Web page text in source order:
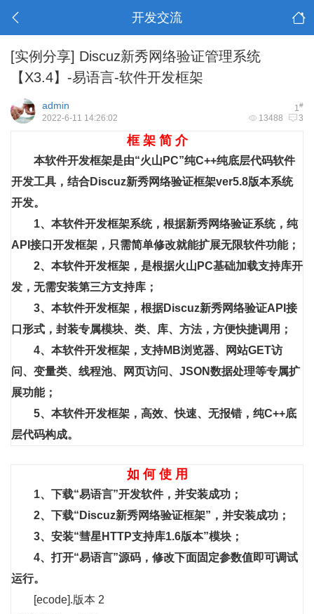
开发交流
[实例分享] Discuz新秀网络验证管理系统
【X3.4】-易语言-软件开发框架
1#
admin
13488 3
2022-6-11 14:26:02
框 架 简 介
本软件开发框架是由“火山PC”纯C++纯底层代码软件
开发工具，结合Discuz新秀网络验证框架ver5.8版本系统
开发。
1、本软件开发框架系统，根据新秀网络验证系统，纯
API接口开发框架，只需简单修改就能扩展无限软件功能；
2、本软件开发框架，是根据火山PC基础加载支持库开
发，无需安装第三方支持库；
3、本软件开发框架，根据Discuz新秀网络验证API接
口形式，封装专属模块、类、库、方法，方便快捷调用；
4、本软件开发框架，支持MB浏览器、网站GET访
问、变量类、线程池、网页访问、JSON数据处理等专属扩
展功能；
5、本软件开发框架，高效、快速、无报错，纯C++底
层代码构成。
如 何 使 用
1、下载“易语言”开发软件，并安装成功；
2、下载“Discuz新秀网络验证框架”，并安装成功；
3、安装“彗星HTTP支持库1.6版本”模块；
4、打开“易语言”源码，修改下面固定参数值即可调试
运行。
[ecode].版本 2